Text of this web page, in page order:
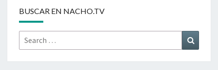
BUSCAR EN NACHO.TV
Search
for: